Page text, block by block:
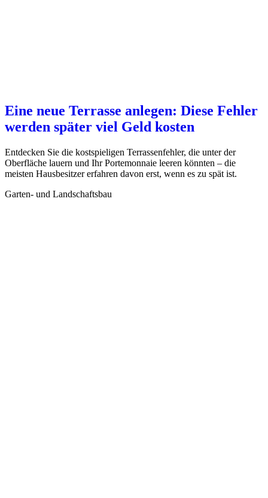
Eine neue Terrasse anlegen: Diese Fehler
werden später viel Geld kosten
Entdecken Sie die kostspieligen Terrassenfehler, die unter der
Oberfläche lauern und Ihr Portemonnaie leeren könnten – die
meisten Hausbesitzer erfahren davon erst, wenn es zu spät ist.
Garten- und Landschaftsbau